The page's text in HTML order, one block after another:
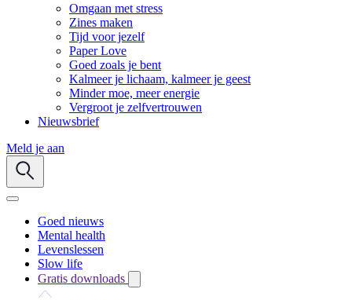
Omgaan met stress
Zines maken
Tijd voor jezelf
Paper Love
Goed zoals je bent
Kalmeer je lichaam, kalmeer je geest
Minder moe, meer energie
Vergroot je zelfvertrouwen
Nieuwsbrief
Meld je aan
Goed nieuws
Mental health
Levenslessen
Slow life
Gratis downloads